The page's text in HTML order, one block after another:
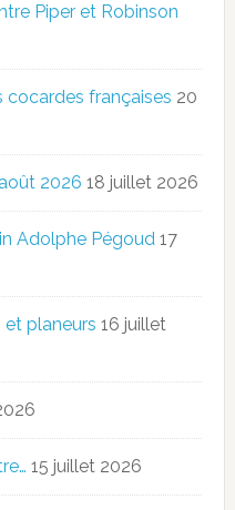
Piper et Robinson
cocardes françaises 20
2026 18 juillet 2026
Adolphe Pégoud 17
planeurs 16 juillet
15 juillet 2026